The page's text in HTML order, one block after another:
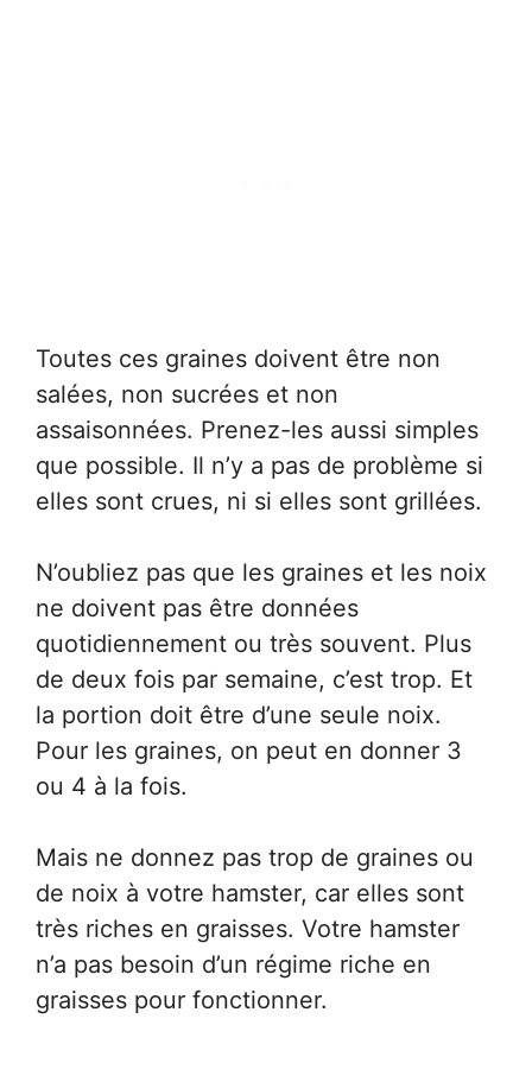
Toutes ces graines doivent être non
salées, non sucrées et non
assaisonnées. Prenez-les aussi simples
que possible. Il n’y a pas de problème si
elles sont crues, ni si elles sont grillées.
N’oubliez pas que les graines et les noix
ne doivent pas être données
quotidiennement ou très souvent. Plus
de deux fois par semaine, c’est trop. Et
la portion doit être d’une seule noix.
Pour les graines, on peut en donner 3
ou 4 à la fois.
Mais ne donnez pas trop de graines ou
de noix à votre hamster, car elles sont
très riches en graisses. Votre hamster
n’a pas besoin d’un régime riche en
graisses pour fonctionner.